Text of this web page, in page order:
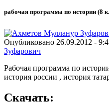
рабочая программа по истории (8
Опубликовано 26.09.2012 -
Зуфарович
Рабочая программа по
история россии , история
Скачать: